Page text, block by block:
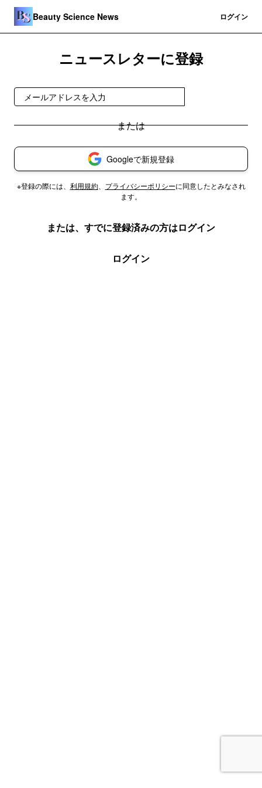
Beauty Science News ログイン
ニュースレターに登録
Googleで新規登録
※登録の際には、 利用規約、 プライバシーポリシーに同意したとみなされ
ます。
または、すでに登録済みの方はログイン
ログイン